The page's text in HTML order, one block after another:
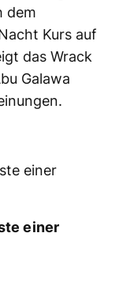
dem
Kurs auf
das Wrack
Galawa
einer